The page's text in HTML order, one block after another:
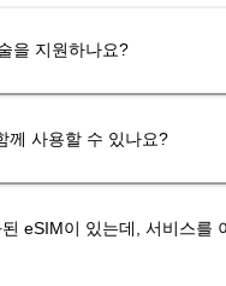
을 지원하나요?
께 사용할 수 있나요?
eSIM이 있는데, 서비스를